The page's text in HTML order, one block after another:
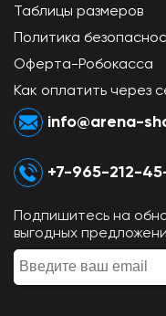
Таблицы размеров
Политика
Оферта-Робокасса
Как оплатить через
info@arena-
+7-965-212-
Подпишитесь на
выгодных